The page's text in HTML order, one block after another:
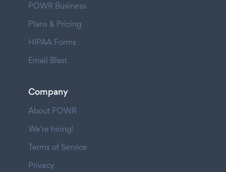
POWR Business
Plans & Pricing
HIPAA Forms
Email Blast
Company
About POWR
We're hiring!
Terms of Service
Privacy